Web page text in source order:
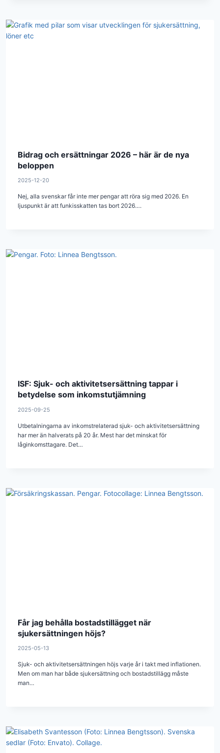
Bidrag och ersättningar 2026 – här är de nya
beloppen
2025-12-20
Nej, alla svenskar får inte mer pengar att röra sig med 2026. En
ljuspunkt är att funkisskatten tas bort 2026….
ISF: Sjuk- och aktivitetsersättning tappar i
betydelse som inkomstutjämning
2025-09-25
Utbetalningarna av inkomstrelaterad sjuk- och aktivitetsersättning
har mer än halverats på 20 år. Mest har det minskat för
låginkomsttagare. Det…
Får jag behålla bostadstillägget när
sjukersättningen höjs?
2025-05-13
Sjuk- och aktivitetsersättningen höjs varje år i takt med inflationen.
Men om man har både sjukersättning och bostadstillägg måste
man…